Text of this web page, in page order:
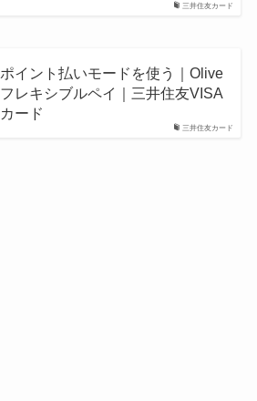
三井住友カード
三井住友カード
ポイント払いモードを使う｜Olive
フレキシブルペイ｜三井住友VISA
カード